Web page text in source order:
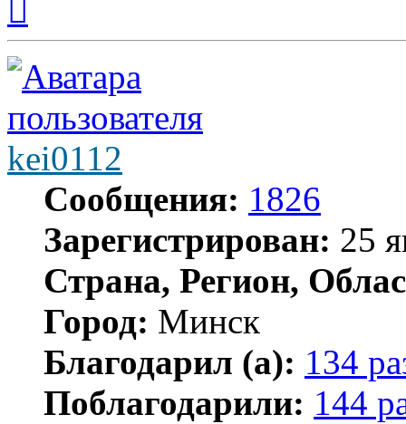
началу
kei0112
Сообщения: 1826
Зарегистрирован: 25
Страна, Регион,
Город: Минск
Благодарил (а): 134
Поблагодарили: 144